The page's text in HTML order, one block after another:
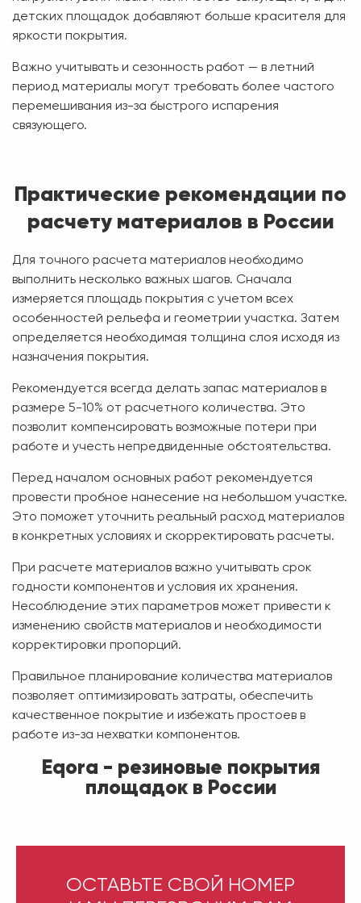
детских площадок добавляют больше красителя для
яркости покрытия.
Важно учитывать и сезонность работ — в летний
период материалы могут требовать более частого
перемешивания из-за быстрого испарения
связующего.
Практические рекомендации по
расчету материалов в России
Для точного расчета материалов необходимо
выполнить несколько важных шагов. Сначала
измеряется площадь покрытия с учетом всех
особенностей рельефа и геометрии участка. Затем
определяется необходимая толщина слоя исходя из
назначения покрытия.
Рекомендуется всегда делать запас материалов в
размере 5-10% от расчетного количества. Это
позволит компенсировать возможные потери при
работе и учесть непредвиденные обстоятельства.
Перед началом основных работ рекомендуется
провести пробное нанесение на небольшом участке.
Это поможет уточнить реальный расход материалов
в конкретных условиях и скорректировать расчеты.
При расчете материалов важно учитывать срок
годности компонентов и условия их хранения.
Несоблюдение этих параметров может привести к
изменению свойств материалов и необходимости
корректировки пропорций.
Правильное планирование количества материалов
позволяет оптимизировать затраты, обеспечить
качественное покрытие и избежать простоев в
работе из-за нехватки компонентов.
Eqora - резиновые покрытия
площадок в России
ОСТАВЬТЕ СВОЙ НОМЕР